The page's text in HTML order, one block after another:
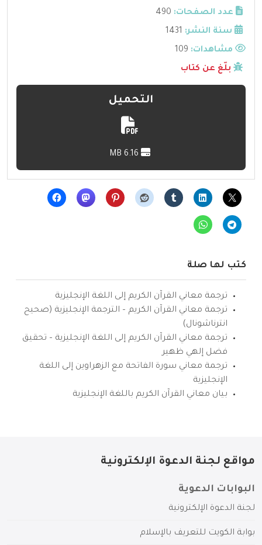
عدد الصفحات: 490
سنة النشر: 1431
مشاهدات:
بلّغ عن كتاب
التحميل
كتب لها صلة
ترجمة معاني القرآن الكريم إلى اللغة الإنجليزية
ترجمة معاني القرآن الكريم – الترجمة الإنجليزية (صحيح
انترناشونال)
ترجمة معاني القرآن الكريم إلى اللغة الإنجليزية – تحقيق
فضل إلهي ظهير
ترجمة معاني سورة الفاتحة مع الزهراوين إلى اللغة
الإنجليزية
بيان معاني القرآن الكريم باللغة الإنجليزية
مواقع لجنة الدعوة الإلكترونية
البوابات الدعوية
لجنة الدعوة الإلكترونية
بوابة الكويت للتعريف بالإسلام